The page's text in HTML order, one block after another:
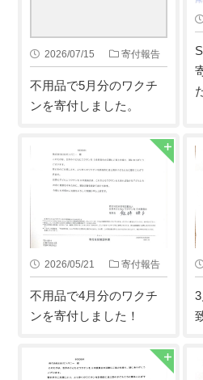
2026/07/15 寄付報告
不用品で5月分のワクチ
ンを寄付しました。
2026/05/21 寄付報告
不用品で4月分のワクチ
ンを寄付しました！